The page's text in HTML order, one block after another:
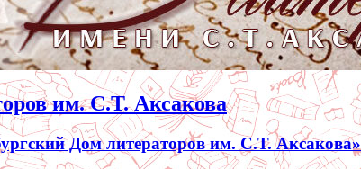
им. С.Т. Аксакова
Дом литераторов им. С.Т. Аксакова»